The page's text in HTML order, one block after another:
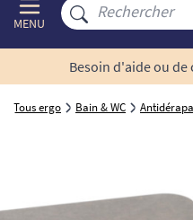
MENU
Besoin d'aide ou de
Tous ergo Bain & WC